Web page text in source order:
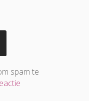
spam te